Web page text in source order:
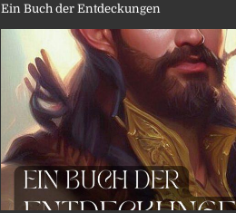
Ein Buch der Entdeckungen